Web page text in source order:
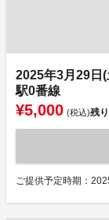
2025年3月29日
駅0番線
¥5,000 (税込)残り
ご提供予定時期：